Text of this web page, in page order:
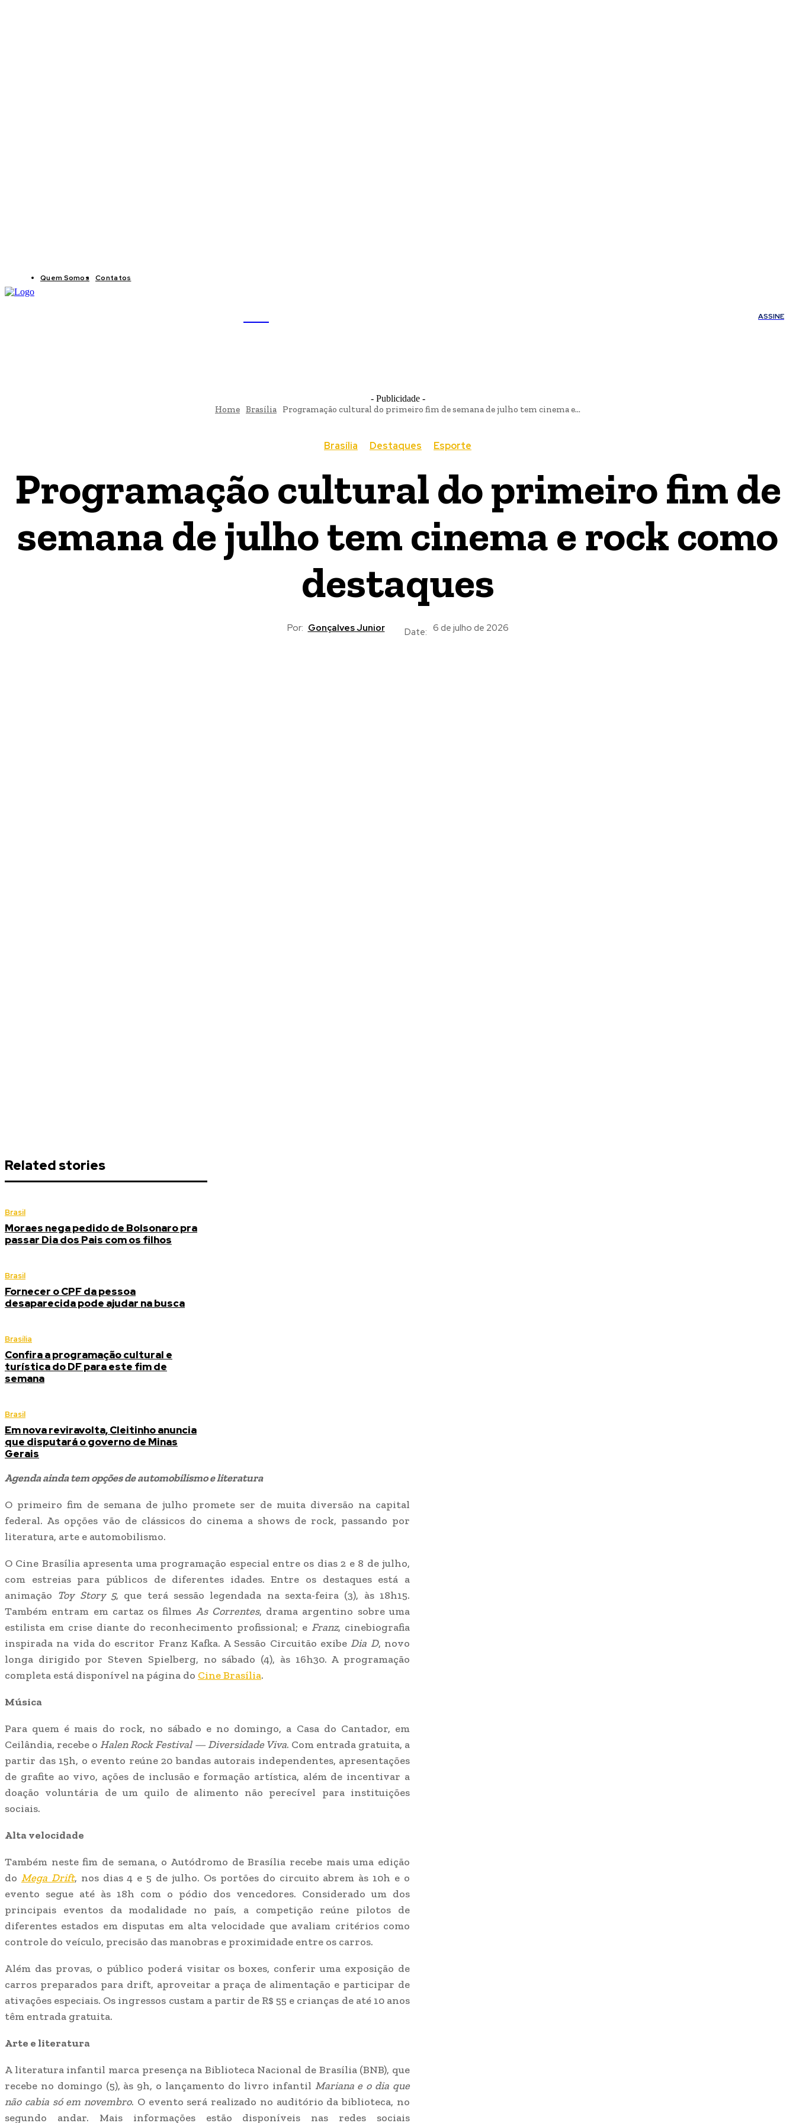
Quem Somos Contatos
ASSINE
- Publicidade -
Home Brasília Programação cultural do primeiro fim de semana de julho tem cinema e...
Brasília Destaques Esporte
Programação cultural do primeiro fim de
semana de julho tem cinema e rock como
destaques
Por: Gonçalves Junior Date: 6 de julho de 2026
Related stories
Brasil
Moraes nega pedido de Bolsonaro pra
passar Dia dos Pais com os filhos
Brasil
Fornecer o CPF da pessoa
desaparecida pode ajudar na busca
Brasília
Confira a programação cultural e
turística do DF para este fim de
semana
Brasil
Em nova reviravolta, Cleitinho anuncia
que disputará o governo de Minas
Gerais
Agenda ainda tem opções de automobilismo e literatura
O primeiro fim de semana de julho promete ser de muita diversão na capital
federal. As opções vão de clássicos do cinema a shows de rock, passando por
literatura, arte e automobilismo.
O Cine Brasília apresenta uma programação especial entre os dias 2 e 8 de julho,
com estreias para públicos de diferentes idades. Entre os destaques está a
animação Toy Story 5, que terá sessão legendada na sexta-feira (3), às 18h15.
Também entram em cartaz os filmes As Correntes, drama argentino sobre uma
estilista em crise diante do reconhecimento profissional; e Franz, cinebiografia
inspirada na vida do escritor Franz Kafka. A Sessão Circuitão exibe Dia D, novo
longa dirigido por Steven Spielberg, no sábado (4), às 16h30. A programação
completa está disponível na página do Cine Brasília.
Música
Para quem é mais do rock, no sábado e no domingo, a Casa do Cantador, em
Ceilândia, recebe o Halen Rock Festival — Diversidade Viva. Com entrada gratuita, a
partir das 15h, o evento reúne 20 bandas autorais independentes, apresentações
de grafite ao vivo, ações de inclusão e formação artística, além de incentivar a
doação voluntária de um quilo de alimento não perecível para instituições
sociais.
Alta velocidade
Também neste fim de semana, o Autódromo de Brasília recebe mais uma edição
do Mega Drift, nos dias 4 e 5 de julho. Os portões do circuito abrem às 10h e o
evento segue até às 18h com o pódio dos vencedores. Considerado um dos
principais eventos da modalidade no país, a competição reúne pilotos de
diferentes estados em disputas em alta velocidade que avaliam critérios como
controle do veículo, precisão das manobras e proximidade entre os carros.
Além das provas, o público poderá visitar os boxes, conferir uma exposição de
carros preparados para drift, aproveitar a praça de alimentação e participar de
ativações especiais. Os ingressos custam a partir de R$ 55 e crianças de até 10 anos
têm entrada gratuita.
Arte e literatura
A literatura infantil marca presença na Biblioteca Nacional de Brasília (BNB), que
recebe no domingo (5), às 9h, o lançamento do livro infantil Mariana e o dia que
não cabia só em novembro. O evento será realizado no auditório da biblioteca, no
segundo andar. Mais informações estão disponíveis nas redes sociais